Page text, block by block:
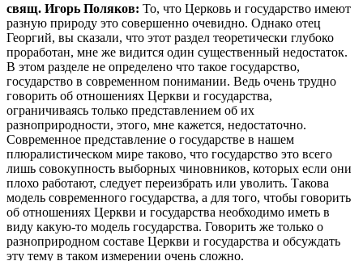
свящ. Игорь Поляков: То, что Церковь и государство имеют
разную природу это совершенно очевидно. Однако отец
Георгий, вы сказали, что этот раздел теоретически глубоко
проработан, мне же видится один существенный недостаток.
В этом разделе не определено что такое государство,
государство в современном понимании. Ведь очень трудно
говорить об отношениях Церкви и государства,
ограничиваясь только представлением об их
разноприродности, этого, мне кажется, недостаточно.
Современное представление о государстве в нашем
плюралистическом мире таково, что государство это всего
лишь совокупность выборных чиновников, которых если они
плохо работают, следует переизбрать или уволить. Такова
модель современного государства, а для того, чтобы говорить
об отношениях Церкви и государства необходимо иметь в
виду какую-то модель государства. Говорить же только о
разноприродном составе Церкви и государства и обсуждать
эту тему в таком измерении очень сложно.